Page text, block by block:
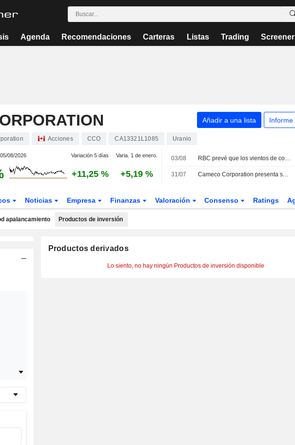
Agenda Recomendaciones Carteras Listas Trading
Añadir a una lista Informe
Acciones CCO CA13321L1085 Uranio
08/2026 Variación 5 días Varia. 1 de enero.
+11,25 % +5,19 %
03/08 RBC prevé que los vientos de cola para Cameco se mantengan a corto plazo
31/07 Cameco Corporation presenta sus resultados del segundo trimestre y del primer semestre de 2026
Noticias Empresa Finanzas Valoración Consenso Ratings
apalancamiento Productos de inversión
Productos derivados
Lo siento, no hay ningún Productos de inversión disponible